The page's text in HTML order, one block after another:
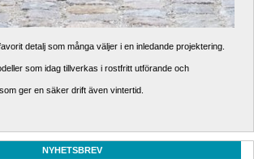
detalj som många väljer i en inledande projektering.
som idag tillverkas i rostfritt utförande och
som ger en säker drift även vintertid.
NYHETSBREV